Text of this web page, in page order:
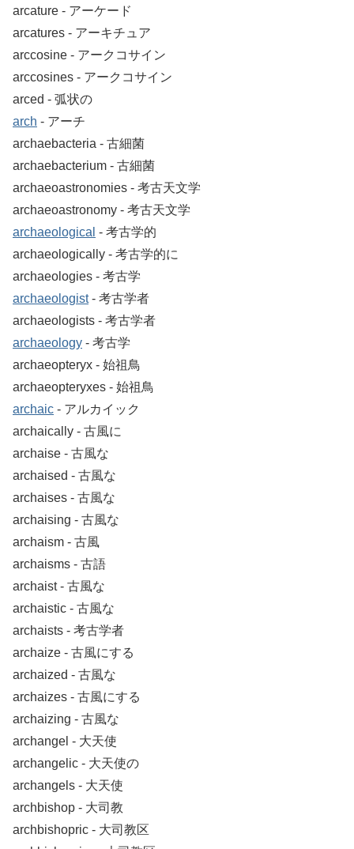
arcature ‐ アーケード
arcatures ‐ アーキチュア
arccosine ‐ アークコサイン
arccosines ‐ アークコサイン
arced ‐ 弧状の
arch ‐ アーチ
archaebacteria ‐ 古細菌
archaebacterium ‐ 古細菌
archaeoastronomies ‐ 考古天文学
archaeoastronomy ‐ 考古天文学
archaeological ‐ 考古学的
archaeologically ‐ 考古学的に
archaeologies ‐ 考古学
archaeologist‐ 考古学者
archaeologists ‐ 考古学者
archaeology ‐ 考古学
archaeopteryx ‐ 始祖鳥
archaeopteryxes ‐ 始祖鳥
archaic ‐ アルカイック
archaically ‐ 古風に
archaise ‐ 古風な
archaised ‐ 古風な
archaises ‐ 古風な
archaising ‐ 古風な
archaism ‐ 古風
archaisms ‐ 古語
archaist ‐ 古風な
archaistic ‐ 古風な
archaists ‐ 考古学者
archaize ‐ 古風にする
archaized ‐ 古風な
archaizes ‐ 古風にする
archaizing ‐ 古風な
archangel ‐ 大天使
archangelic ‐ 大天使の
archangels ‐ 大天使
archbishop ‐ 大司教
archbishopric ‐ 大司教区